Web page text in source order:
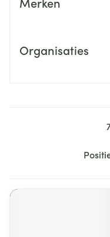
Organisaties
Sorteer